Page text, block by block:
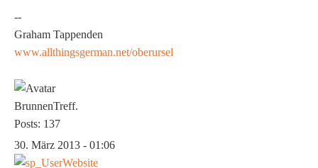
--
Graham Tappenden
www.allthingsgerman.net/oberursel
BrunnenTreff.
Posts: 137
30. März 2013 - 01:06